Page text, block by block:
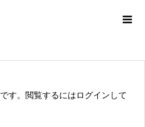
です。閲覧するにはログインして